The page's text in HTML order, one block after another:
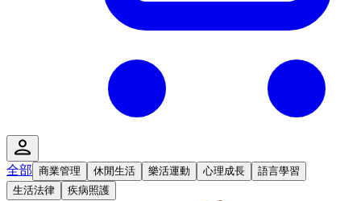
全部 商業管理 休閒生活 樂活運動 心理成長
語言學習
生活法律
疾病照護